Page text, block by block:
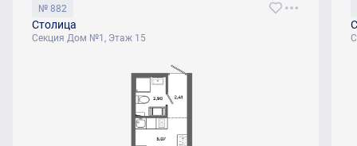
№ 882
Столица
Секция Дом №1, Этаж 15